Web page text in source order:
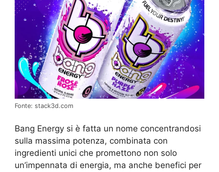
Fonte: stack3d.com
Bang Energy si è fatta un nome concentrandosi
sulla massima potenza, combinata con
ingredienti unici che promettono non solo
un’impennata di energia, ma anche benefici per